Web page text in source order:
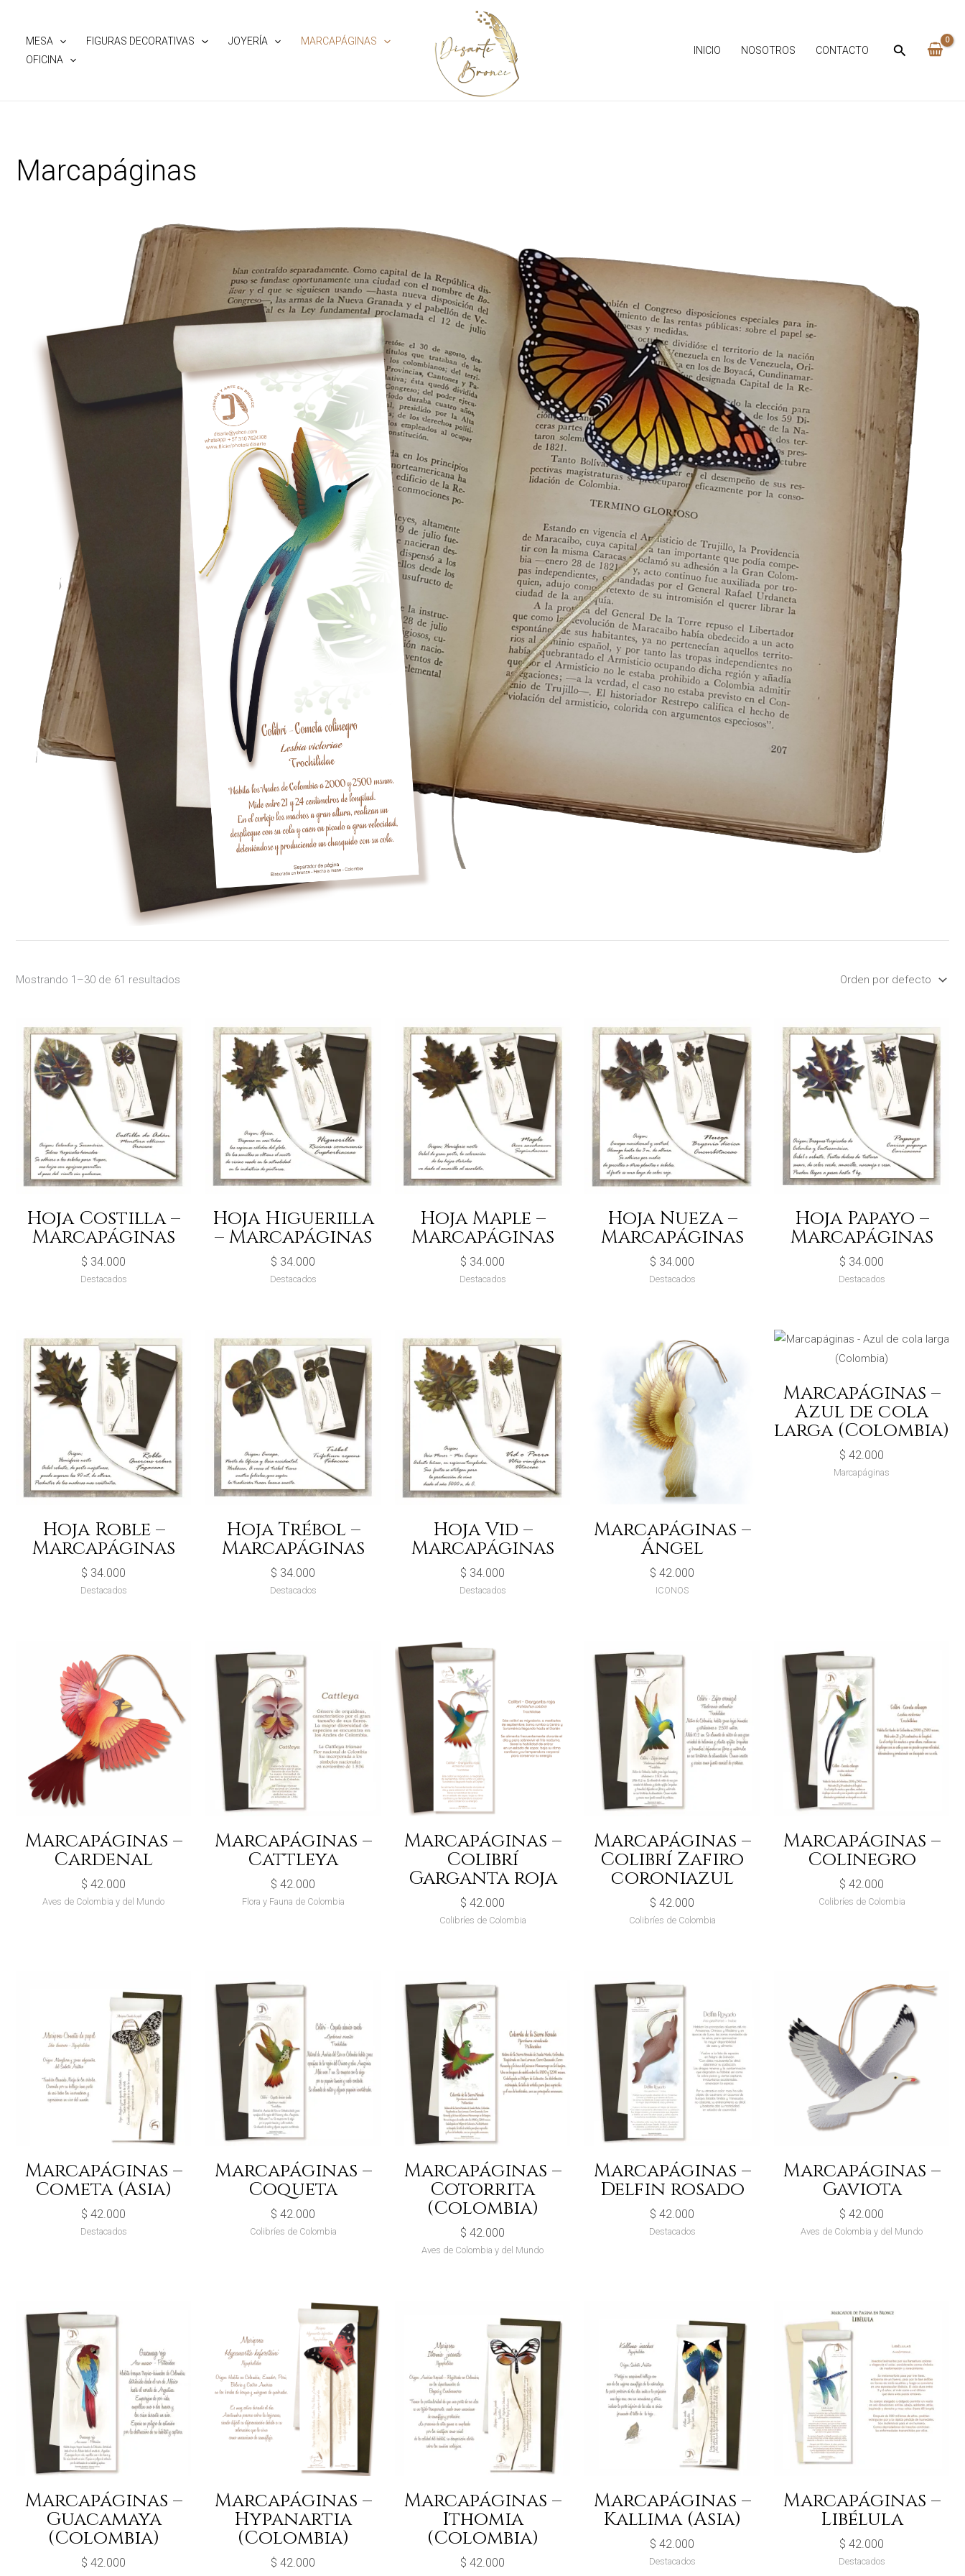
contenido
MESA FIGURAS DECORATIVAS JOYERÍA
MARCAPÁGINAS
OFICINA
INICIO NOSOTROS CONTACTO
Marcapáginas
Mostrando 1–30 de 61 resultados
Hoja Costilla –
Marcapáginas
$ 34.000
Destacados
Hoja Higuerilla
– Marcapáginas
$ 34.000
Destacados
Hoja Maple –
Marcapáginas
$ 34.000
Destacados
Hoja Nueza –
Marcapáginas
$ 34.000
Destacados
Hoja Papayo –
Marcapáginas
$ 34.000
Destacados
Hoja Roble –
Marcapáginas
$ 34.000
Destacados
Hoja Trébol –
Marcapáginas
$ 34.000
Destacados
Hoja Vid –
Marcapáginas
$ 34.000
Destacados
Marcapáginas –
Ángel
$ 42.000
ICONOS
Marcapáginas –
Azul de cola
larga (Colombia)
$ 42.000
Marcapáginas
Marcapáginas –
Cardenal
$ 42.000
Aves de Colombia y del Mundo
Marcapáginas –
Cattleya
$ 42.000
Flora y Fauna de Colombia
Marcapáginas –
Colibrí
Garganta roja
$ 42.000
Colibríes de Colombia
Marcapáginas –
Colibrí Zafiro
coroniazul
$ 42.000
Colibríes de Colombia
Marcapáginas –
Colinegro
$ 42.000
Colibríes de Colombia
Marcapáginas –
Cometa (Asia)
$ 42.000
Destacados
Marcapáginas –
Coqueta
$ 42.000
Colibríes de Colombia
Marcapáginas –
Cotorrita
(Colombia)
$ 42.000
Aves de Colombia y del Mundo
Marcapáginas –
Delfin rosado
$ 42.000
Destacados
Marcapáginas –
Gaviota
$ 42.000
Aves de Colombia y del Mundo
Marcapáginas –
Guacamaya
(Colombia)
$ 42.000
Marcapáginas –
Hypanartia
(Colombia)
$ 42.000
Marcapáginas –
Ithomia
(Colombia)
$ 42.000
Marcapáginas –
Kallima (Asia)
$ 42.000
Destacados
Marcapáginas –
Libélula
$ 42.000
Destacados